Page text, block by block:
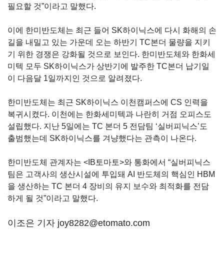
필요할 것”이라고 말했다.
이에 한미반도체는 최근 들어 SK하이닉스에 다시 화해의 손
길을 내밀고 있는 가운데 오는 하반기 TC본더 물량을 지키
기 위한 경쟁은 강화될 것으로 보인다. 한미반도체와 한화세
미텍 모두 SK하이닉스가 상반기에 발주한 TC본더 납기일
이 다음달 1일까지인 것으로 알려졌다.
한미반도체는 최근 SK하이닉스 이천캠퍼스에 CS 인력을
복귀시켰다. 이천에는 한화세미텍과 나란히 거점 오피스도
설립했다. 지난 5일에는 TC 본더 5 전담팀 ‘실버피닉스’ 도
출범했는데 SK하이닉스를 겨냥했다는 관측이 나온다.
한미반도체 관계자는 <IB 토마토>와 통화에서 “실버피닉스
팀은 고객사의 생산시설에 투입돼 AI 반도체의 핵심인 HBM
을 생산하는 TC 본더 4 장비의 유지 보수와 최적화를 전담
하게 될 것”이라고 말했다.
이조은 기자 joy8282@etomato.com